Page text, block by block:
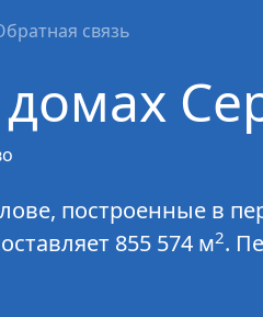
связь
построенные в
855 574 м2.